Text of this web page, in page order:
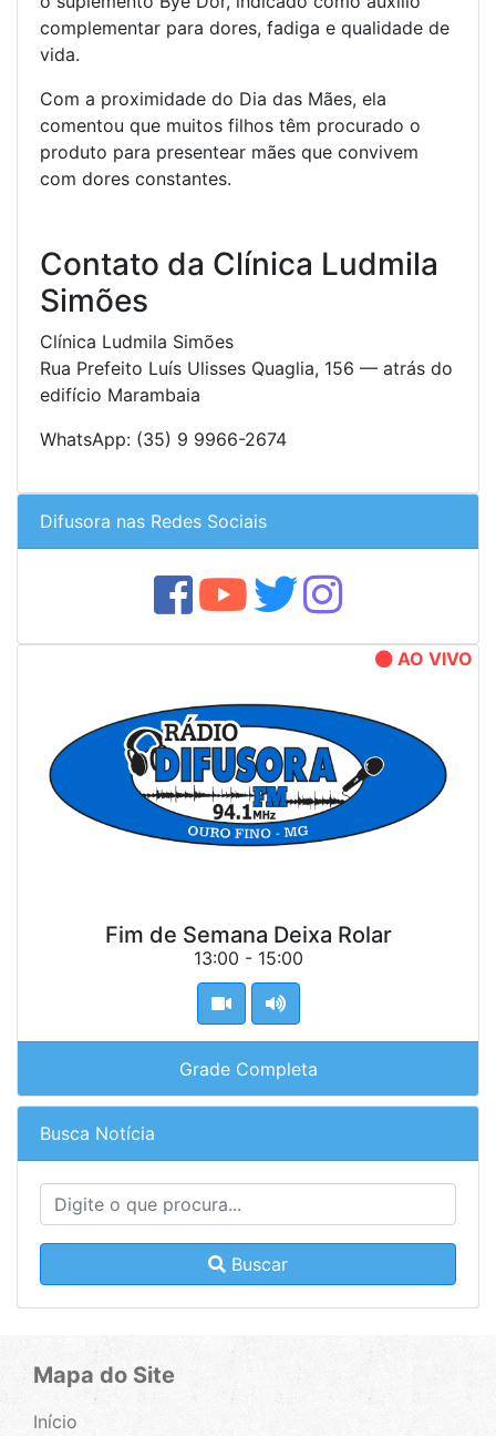
complementar para dores, fadiga e qualidade de
vida.
Com a proximidade do Dia das Mães, ela
comentou que muitos filhos têm procurado o
produto para presentear mães que convivem
com dores constantes.
Contato da Clínica Ludmila
Simões
Clínica Ludmila Simões
Rua Prefeito Luís Ulisses Quaglia, 156 — atrás do
edifício Marambaia
WhatsApp: (35) 9 9966-2674
Difusora nas Redes Sociais
AO VIVO
Fim de Semana Deixa Rolar
13:00 - 15:00
Grade Completa
Busca Notícia
Buscar
Mapa do Site
Início